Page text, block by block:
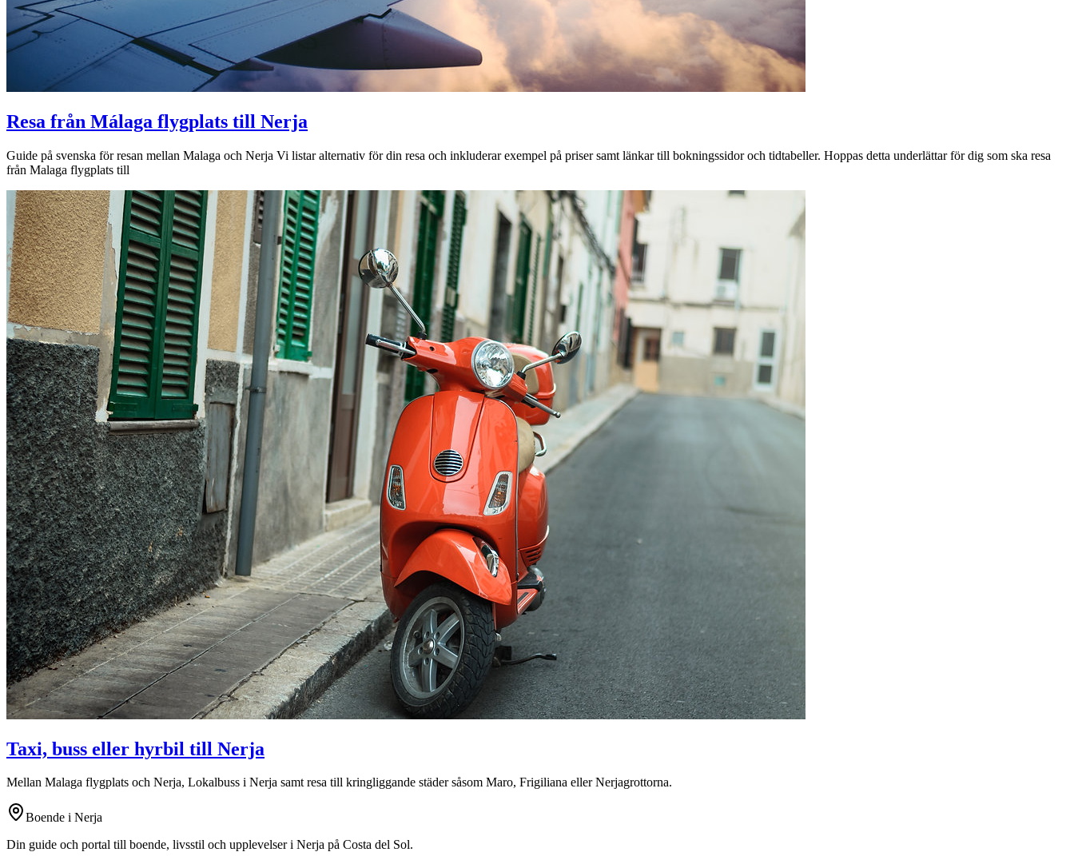
Resa från Málaga flygplats till Nerja
Guide på svenska för resan mellan Malaga och Nerja Vi listar alternativ för din resa och inkluderar exempel på priser samt länkar till bokningssidor och tidtabeller. Hoppas detta underlättar för dig som ska resa
från Malaga flygplats till
Taxi, buss eller hyrbil till Nerja
Mellan Malaga flygplats och Nerja, Lokalbuss i Nerja samt resa till kringliggande städer såsom Maro, Frigiliana eller Nerjagrottorna.
Boende i Nerja
Din guide och portal till boende, livsstil och upplevelser i Nerja på Costa del Sol.